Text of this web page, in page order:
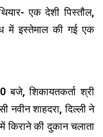
एक देशी पिस्तौल,
में इस्तेमाल की गई एक
शिकायतकर्ता श्री
नवीन शाहदरा, दिल्ली ने
में किराने की दुकान चलाता